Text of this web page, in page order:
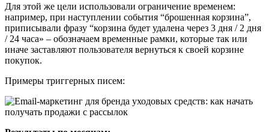
Для этой же цели использовали ограничение временем:
например, при наступлении события “брошенная корзина”,
приписывали фразу “корзина будет удалена через 3 дня / 2 дня
/ 24 часа» – обозначаем временные рамки, которые так или
иначе заставляют пользователя вернуться к своей корзине
покупок.
Примеры триггерных писем: